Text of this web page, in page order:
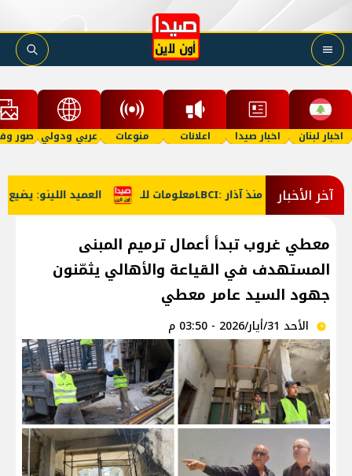
اخبار لبنان اخبار صيدا اعلانات منوعات عربي ودولي صور
آخر الأخبار العميد اللينو: يضيع الحق
معطي غروب تبدأ أعمال ترميم المبنى
المستهدف في القياعة والأهالي يثمّنون
جهود السيد عامر معطي
الأحد 31/أيار/2026 - 03:50 م